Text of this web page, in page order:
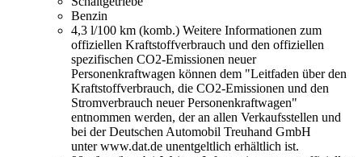
Benzin
4,3 l/100 km (komb.) Weitere Informationen zum
offiziellen Kraftstoffverbrauch und den offiziellen
spezifischen CO2-Emissionen neuer
Personenkraftwagen können dem "Leitfaden über den
Kraftstoffverbrauch, die CO2-Emissionen und den
Stromverbrauch neuer Personenkraftwagen"
entnommen werden, der an allen Verkaufsstellen und
bei der Deutschen Automobil Treuhand GmbH
unter www.dat.de unentgeltlich erhältlich ist.